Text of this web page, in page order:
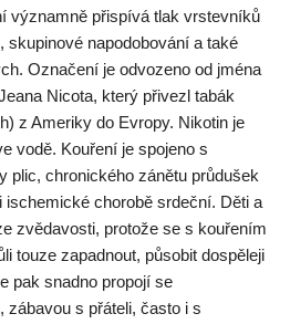
významně přispívá tlak vrstevníků
skupinové napodobování a také
Označení je odvozeno od jména
Nicota, který přivezl tabák
z Ameriky do Evropy. Nikotin je
vodě. Kouření je spojeno s
plic, chronického zánětu průdušek
chorobě srdeční. Děti a
zvědavosti, protože se s kouřením
touze zapadnout, působit dospěleji
pak snadno propojí se
s přáteli, často i s